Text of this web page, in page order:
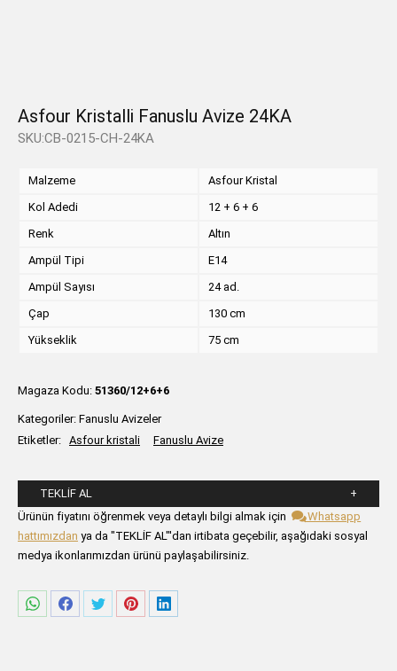
Asfour Kristalli Fanuslu Avize 24KA
SKU:CB-0215-CH-24KA
Malzeme
Asfour Kristal
Kol Adedi
12 + 6 + 6
Renk
Altın
Ampül Tipi
E14
Ampül Sayısı
24 ad.
Çap
130 cm
Yükseklik
75 cm
Magaza Kodu: 51360/12+6+6
Kategoriler: Fanuslu Avizeler
Etiketler: Asfour kristali Fanuslu Avize
TEKLIF AL
Lütfen aşağıdaki formu alanlarını doldurunuz.
Ürünün fiyatını öğrenmek veya detaylı bilgi almak için
Whatsapp
hattımızdan ya da "TEKLİF AL"'dan irtibata geçebilir, aşağıdaki sosyal
medya ikonlarımızdan ürünü paylaşabilirsiniz.
ShareShareShareShareShare